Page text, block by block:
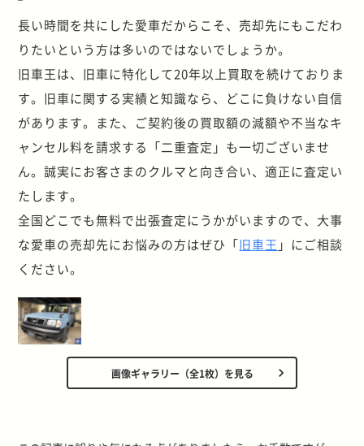
長い時間を共にした愛車だからこそ、売却先にもこだわ
りたいという方は多いのではないでしょうか。
旧車王は、旧車に特化して20年以上買取を続けておりま
す。旧車に関する実績と知識なら、どこに負けない自信
があります。また、ご契約後の買取額の減額や不当なキ
ャンセル料を請求する「二重査定」も一切ございませ
ん。誠実にお客さまのクルマと向き合い、適正に査定い
たします。
全国どこでも無料で出張査定にうかがいますので、大事
な愛車の売却先にお悩みの方はぜひ「旧車王 」にご相談
ください。
画像ギャラリー（全1枚）を見る